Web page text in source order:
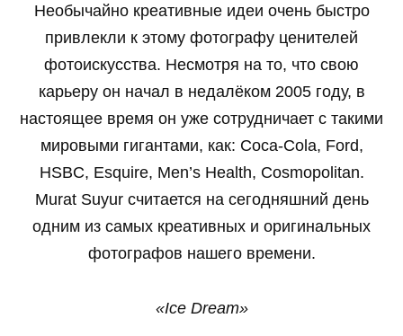
Необычайно креативные идеи очень быстро
привлекли к этому фотографу ценителей
фотоискусства. Несмотря на то, что свою
карьеру он начал в недалёком 2005 году, в
настоящее время он уже сотрудничает с такими
мировыми гигантами, как: Coca-Cola, Ford,
HSBC, Esquire, Men’s Health, Cosmopolitan.
Murat Suyur считается на сегодняшний день
одним из самых креативных и оригинальных
фотографов нашего времени.
«Ice Dream»